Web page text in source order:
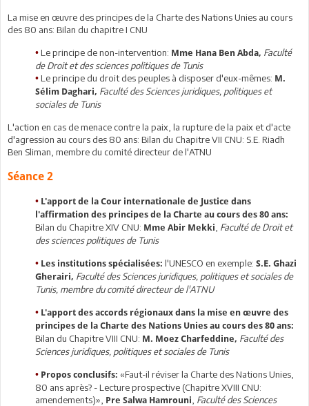
La mise en œuvre des principes de la Charte des Nations Unies au cours
des 80 ans: Bilan du chapitre I CNU
• Le principe de non-intervention: Mme Hana Ben Abda, Faculté
de Droit et des sciences politiques de Tunis
• Le principe du droit des peuples à disposer d'eux-mêmes: M.
Sélim Daghari, Faculté des Sciences juridiques, politiques et
sociales de Tunis
L'action en cas de menace contre la paix, la rupture de la paix et d'acte
d'agression au cours des 80 ans: Bilan du Chapitre VII CNU: S.E. Riadh
Ben Sliman, membre du comité directeur de l'ATNU
Séance 2
• L'apport de la Cour internationale de Justice dans
l'affirmation des principes de la Charte au cours des 80 ans:
Bilan du Chapitre XIV CNU: Mme Abir Mekki Faculté de Droit et
des sciences politiques de Tunis
• Les institutions spécialisées: l'UNESCO en exemple: S.E. Ghazi
Gherairi, Faculté des Sciences juridiques, politiques et sociales de
Tunis, membre du comité directeur de l'ATNU
• L'apport des accords régionaux dans la mise en œuvre des
principes de la Charte des Nations Unies au cours des 80 ans:
Bilan du Chapitre VIII CNU: M. Moez Charfeddine, Faculté des
Sciences juridiques, politiques et sociales de Tunis
• Propos conclusifs: «Faut-il réviser la Charte des Nations Unies,
80 ans après? - Lecture prospective (Chapitre XVIII CNU:
amendements)», Pre Salwa Hamrouni Faculté des Sciences